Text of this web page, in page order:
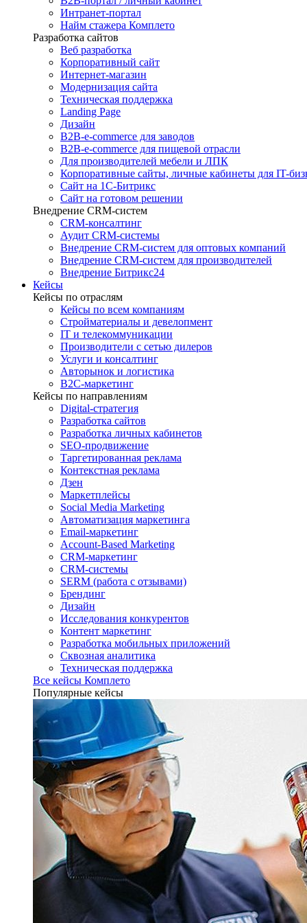
Интранет-портал
Найм стажера Комплето
Разработка сайтов
Веб разработка
Корпоративный сайт
Интернет-магазин
Модернизация сайта
Техническая поддержка
Landing Page
Дизайн
B2B-e-commerce для заводов
B2B-e-commerce для пищевой отрасли
Для производителей мебели и ЛПК
Корпоративные сайты, личные кабинеты для IT-
Сайт на 1С-Битрикс
Сайт на готовом решении
Внедрение CRM-систем
CRM-консалтинг
Аудит CRM-системы
Внедрение CRM-систем для оптовых компаний
Внедрение CRM-систем для производителей
Внедрение Битрикс24
Кейсы
Кейсы по отраслям
Кейсы по всем компаниям
Стройматериалы и девелопмент
IT и телекоммуникации
Производители с сетью дилеров
Услуги и консалтинг
Авторынок и логистика
B2С-маркетинг
Кейсы по направлениям
Digital-стратегия
Разработка сайтов
Разработка личных кабинетов
SEO-продвижение
Таргетированная реклама
Контекстная реклама
Дзен
Маркетплейсы
Social Media Marketing
Автоматизация маркетинга
Email-маркетинг
Account-Based Marketing
CRM-маркетинг
CRM-системы
SERM (работа с отзывами)
Брендинг
Дизайн
Исследования конкурентов
Контент маркетинг
Разработка мобильных приложений
Сквозная аналитика
Техническая поддержка
Все кейсы Комплето
Популярные кейсы